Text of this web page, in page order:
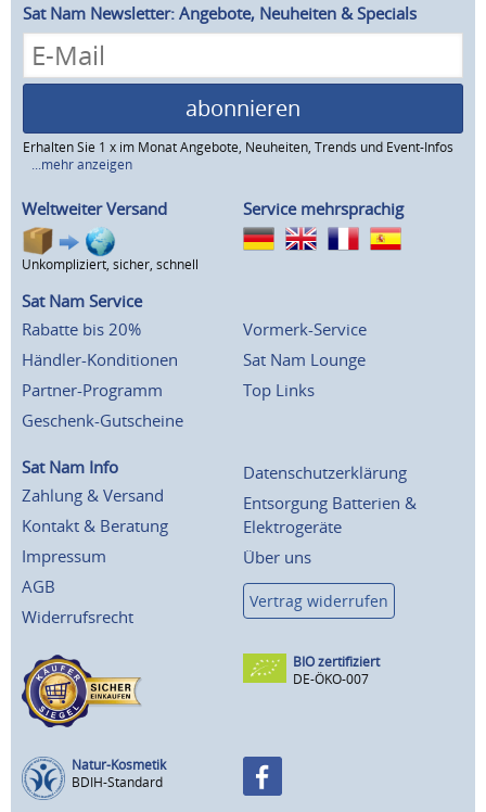
Sat Nam Newsletter: Angebote, Neuheiten & Specials
abonnieren
Erhalten Sie 1 x im Monat Angebote, Neuheiten, Trends und Event-Infos
...mehr anzeigen
Weltweiter Versand
Unkompliziert, sicher, schnell
Service mehrsprachig
Sat Nam Service
Rabatte bis 20%
Händler-Konditionen
Partner-Programm
Geschenk-Gutscheine
Vormerk-Service
Sat Nam Lounge
Top Links
Sat Nam Info
Zahlung & Versand
Kontakt & Beratung
Impressum
AGB
Widerrufsrecht
Datenschutzerklärung
Entsorgung Batterien &
Elektrogeräte
Über uns
Vertrag widerrufen
BIO zertifiziert
DE-ÖKO-007
Natur-Kosmetik
BDIH-Standard